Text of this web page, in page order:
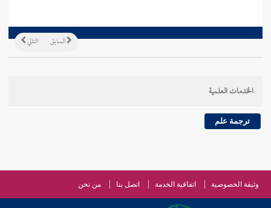
التالي السابق
الخدمات العلمية
ترجمة علم
وثيقة الخصوصية اتفاقية الخدمة اتصل بنا من نحن